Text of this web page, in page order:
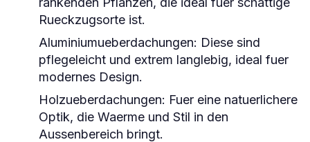
Rueckzugsorte ist.
Aluminiumueberdachungen: Diese sind
pflegeleicht und extrem langlebig, ideal fuer
modernes Design.
Holzueberdachungen: Fuer eine natuerlichere
Optik, die Waerme und Stil in den
Aussenbereich bringt.